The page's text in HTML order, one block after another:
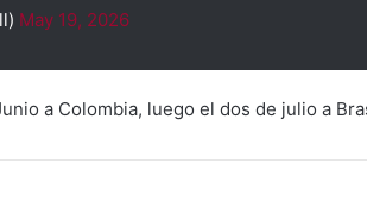
May 19, 2026
a Colombia, luego el dos de julio a